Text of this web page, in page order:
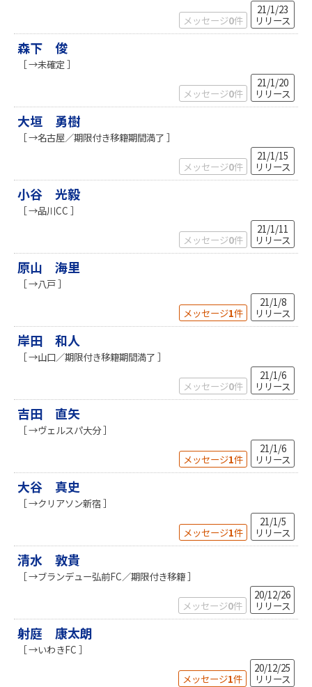
メッセージ0件
21/1/23
リリース
森下 俊
［ →未確定 ］
メッセージ0件
21/1/20
リリース
大垣 勇樹
［ →名古屋／期限付き移籍期間満了 ］
メッセージ0件
21/1/15
リリース
小谷 光毅
［ →品川CC ］
メッセージ0件
21/1/11
リリース
原山 海里
［ →八戸 ］
メッセージ1件
21/1/8
リリース
岸田 和人
［ →山口／期限付き移籍期間満了 ］
メッセージ0件
21/1/6
リリース
吉田 直矢
［ →ヴェルスパ大分 ］
メッセージ1件
21/1/6
リリース
大谷 真史
［ →クリアソン新宿 ］
メッセージ1件
21/1/5
リリース
清水 敦貴
［ →ブランデュー弘前FC／期限付き移籍 ］
メッセージ0件
20/12/26
リリース
射庭 康太朗
［ →いわきFC ］
メッセージ1件
20/12/25
リリース